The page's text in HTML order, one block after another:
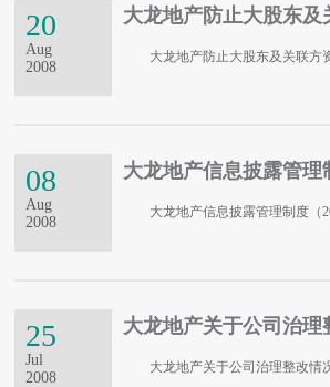
20
Aug
2008
大龙地产防止大股东及关联方
08
Aug
2008
大龙地产信息披露管理制度（
25
Jul
2008
大龙地产关于公司治理
大龙地产关于公司治理整改情